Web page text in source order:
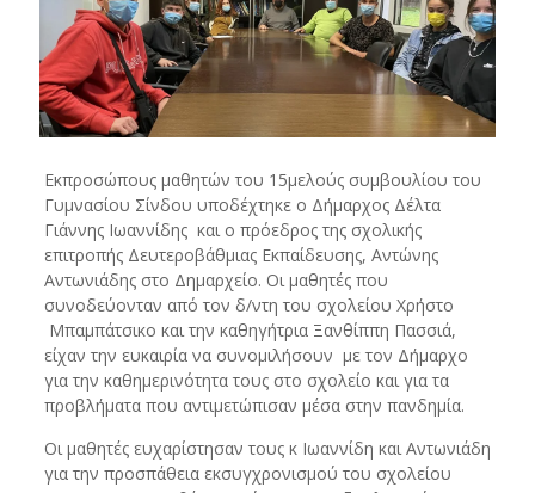
Εκπροσώπους μαθητών του 15μελούς συμβουλίου του
Γυμνασίου Σίνδου υποδέχτηκε ο Δήμαρχος Δέλτα
Γιάννης Ιωαννίδης και ο πρόεδρος της σχολικής
επιτροπής Δευτεροβάθμιας Εκπαίδευσης, Αντώνης
Αντωνιάδης στο Δημαρχείο. Οι μαθητές που
συνοδεύονταν από τον δ/ντη του σχολείου Χρήστο
Μπαμπάτσικο και την καθηγήτρια Ξανθίππη Πασσιά,
είχαν την ευκαιρία να συνομιλήσουν με τον Δήμαρχο
για την καθημερινότητα τους στο σχολείο και για τα
προβλήματα που αντιμετώπισαν μέσα στην πανδημία.
Οι μαθητές ευχαρίστησαν τους κ Ιωαννίδη και Αντωνιάδη
για την προσπάθεια εκσυγχρονισμού του σχολείου